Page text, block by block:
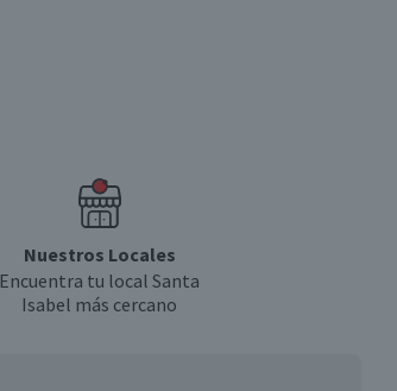
Nuestros Locales
Encuentra tu local Santa
Isabel más cercano